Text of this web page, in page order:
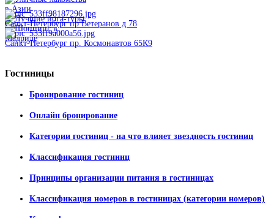
Санкт-Петербург пр Ветеранов д 78
Санкт-Петербург пр. Космонавтов 65К9
Гостиницы
Бронирование гостиниц
Онлайн бронирование
Категории гостиниц - на что влияет звездность гостиниц
Классификация гостиниц
Принципы организации питания в гостиницах
Классификация номеров в гостиницах (категории номеров)